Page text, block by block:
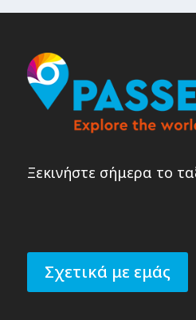
Ξεκινήστε σήμερα το
Σχετικά με εμάς